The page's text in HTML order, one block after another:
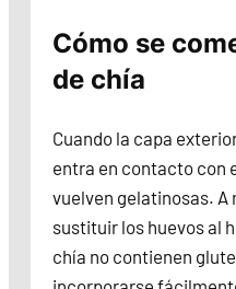
Cómo se
de chía
Cuando la capa
entra en contacto con
vuelven gelatinosas. A
sustituir los huevos al
chía no contienen